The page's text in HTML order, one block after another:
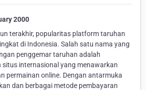
2000
terakhir, popularitas platform taruhan
di Indonesia. Salah satu nama yang
penggemar taruhan adalah
internasional yang menawarkan
permainan online. Dengan antarmuka
dan berbagai metode pembayaran